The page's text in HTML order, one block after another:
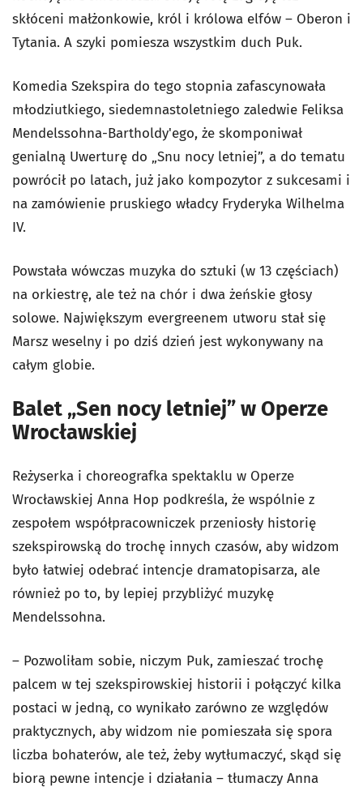
skłóceni małżonkowie, król i królowa elfów – Oberon i
Tytania. A szyki pomiesza wszystkim duch Puk.
Komedia Szekspira do tego stopnia zafascynowała
młodziutkiego, siedemnastoletniego zaledwie Feliksa
Mendelssohna-Bartholdy'ego, że skomponiwał
genialną Uwerturę do „Snu nocy letniej”, a do tematu
powrócił po latach, już jako kompozytor z sukcesami i
na zamówienie pruskiego władcy Fryderyka Wilhelma
IV.
Powstała wówczas muzyka do sztuki (w 13 częściach)
na orkiestrę, ale też na chór i dwa żeńskie głosy
solowe. Największym evergreenem utworu stał się
Marsz weselny i po dziś dzień jest wykonywany na
całym globie.
Balet „Sen nocy letniej” w Operze
Wrocławskiej
Reżyserka i choreografka spektaklu w Operze
Wrocławskiej Anna Hop podkreśla, że wspólnie z
zespołem współpracowniczek przeniosły historię
szekspirowską do trochę innych czasów, aby widzom
było łatwiej odebrać intencje dramatopisarza, ale
również po to, by lepiej przybliżyć muzykę
Mendelssohna.
– Pozwoliłam sobie, niczym Puk, zamieszać trochę
palcem w tej szekspirowskiej historii i połączyć kilka
postaci w jedną, co wynikało zarówno ze względów
praktycznych, aby widzom nie pomieszała się spora
liczba bohaterów, ale też, żeby wytłumaczyć, skąd się
biorą pewne intencje i działania – tłumaczy Anna